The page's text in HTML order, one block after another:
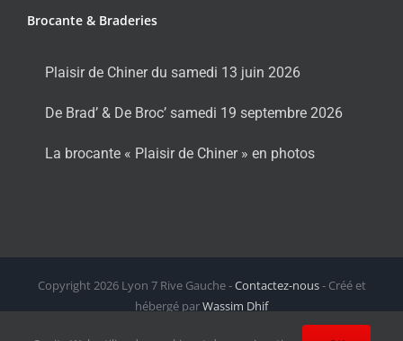
Brocante & Braderies
Plaisir de Chiner du samedi 13 juin 2026
De Brad’ & De Broc’ samedi 19 septembre 2026
La brocante « Plaisir de Chiner » en photos
Copyright 2026 Lyon 7 Rive Gauche -Contactez-nous- Créé et
hébergé parWassim Dhif